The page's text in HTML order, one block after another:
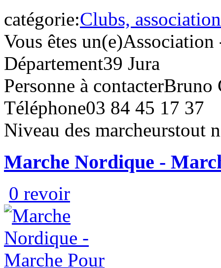
catégorie:Clubs,
Vous êtes un(e)Association
Département39 Jura
Personne à contacterBruno
Téléphone03 84 45 17 37
Niveau des marcheurstout
Marche Nordique -
0 revoir